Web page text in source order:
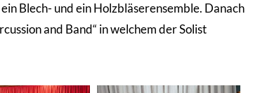
Blech- und ein Holzbläserensemble. Danach
and Band“ in welchem der Solist